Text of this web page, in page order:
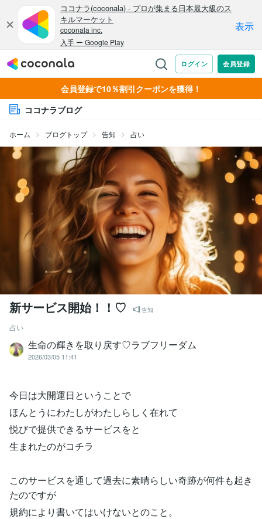
会員登録で10％割引クーポンを獲得！
ココナラブログ
ホーム ブログトップ 告知 占い
新サービス開始！！♡ 告知
占い
生命の輝きを取り戻す♡ラブフリーダム
2026/03/05 11:41
今日は大開運日ということで
ほんとうにわたしがわたしらしく在れて
悦びで提供できるサービスをと
生まれたのがコチラ
このサービスを通して過去に素晴らしい奇跡が何件も起き
たのですが
規約により書いてはいけないとのこと。